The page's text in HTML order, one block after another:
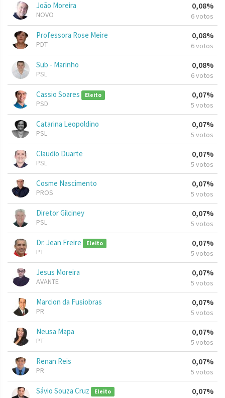
João Moreira
NOVO
0,08%
6 votos
Professora Rose Meire
PDT
0,08%
6 votos
Sub - Marinho
PSL
0,08%
6 votos
Cassio Soares Eleito
PSD
0,07%
5 votos
Catarina Leopoldino
PSL
0,07%
5 votos
Claudio Duarte
PSL
0,07%
5 votos
Cosme Nascimento
PROS
0,07%
5 votos
Diretor Gilciney
PSL
0,07%
5 votos
Dr. Jean Freire Eleito
PT
0,07%
5 votos
Jesus Moreira
AVANTE
0,07%
5 votos
Marcion da Fusiobras
PR
0,07%
5 votos
Neusa Mapa
PT
0,07%
5 votos
Renan Reis
PR
0,07%
5 votos
Sávio Souza Cruz Eleito 0,07%